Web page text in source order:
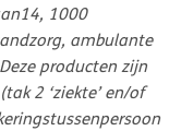
1000
ambulante
producten zijn
2 ‘ziekte’ en/of